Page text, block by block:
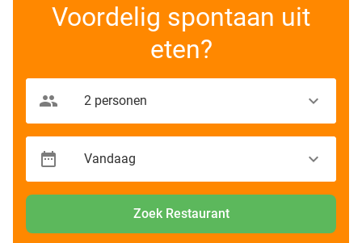
Voordelig spontaan uit
eten?
Zoek Restaurant